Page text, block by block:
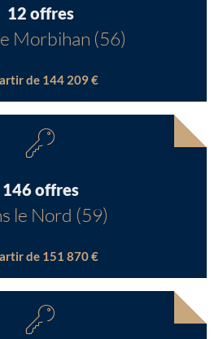
12 offres
Morbihan (56)
de 144 209 €
146 offres
le Nord (59)
de 151 870 €